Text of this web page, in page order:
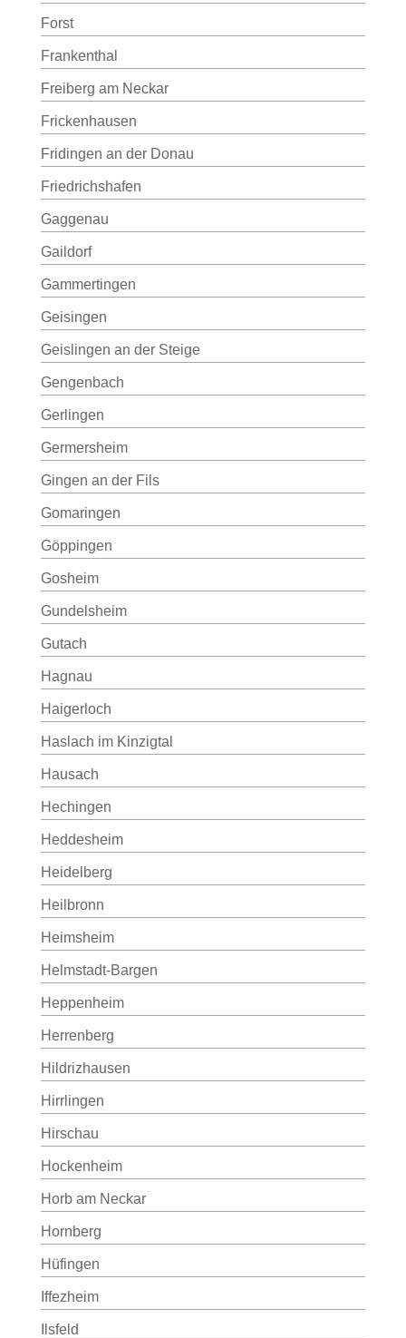
Forst
Frankenthal
Freiberg am Neckar
Frickenhausen
Fridingen an der Donau
Friedrichshafen
Gaggenau
Gaildorf
Gammertingen
Geisingen
Geislingen an der Steige
Gengenbach
Gerlingen
Germersheim
Gingen an der Fils
Gomaringen
Göppingen
Gosheim
Gundelsheim
Gutach
Hagnau
Haigerloch
Haslach im Kinzigtal
Hausach
Hechingen
Heddesheim
Heidelberg
Heilbronn
Heimsheim
Helmstadt-Bargen
Heppenheim
Herrenberg
Hildrizhausen
Hirrlingen
Hirschau
Hockenheim
Horb am Neckar
Hornberg
Hüfingen
Iffezheim
Ilsfeld